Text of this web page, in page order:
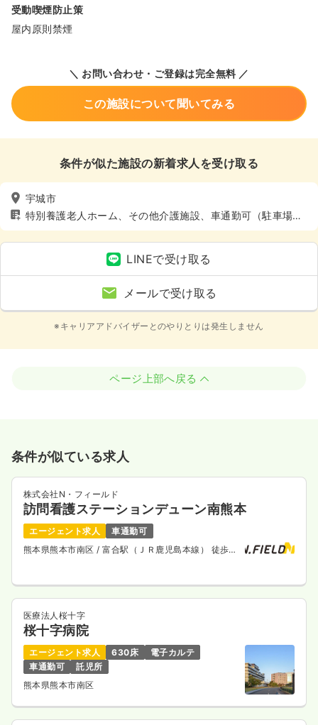
受動喫煙防止策
屋内原則禁煙
＼ お問い合わせ・ご登録は完全無料 ／
この施設について聞いてみる
条件が似た施設の新着求人を受け取る
宇城市
特別養護老人ホーム、その他介護施設、車通勤可（駐車場
有）
LINEで受け取る
メールで受け取る
※キャリアアドバイザーとのやりとりは発生しません
ページ上部へ戻る
条件が似ている求人
株式会社N・フィールド
訪問看護ステーションデューン南熊本
エージェント求人
車通勤可
熊本県熊本市南区 / 富合駅（ＪＲ鹿児島本線） 徒歩
医療法人桜十字
桜十字病院
エージェント求人 630床
電子カルテ
車通勤可
託児所
熊本県熊本市南区